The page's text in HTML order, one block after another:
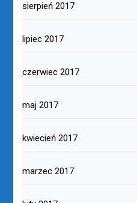
sierpień 2017
lipiec 2017
czerwiec 2017
maj 2017
kwiecień 2017
marzec 2017